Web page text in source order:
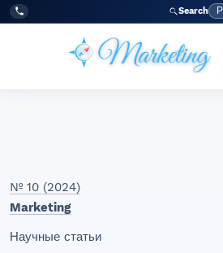
Перейти к главному меню
Перейти к основному контенту
Перейти к нижнему колонтитулу
Tel:
+998977838464 Search
№ 10 (2024)
Marketing
Научные статьи